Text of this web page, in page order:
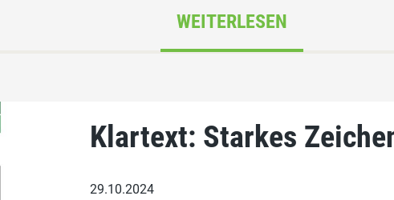
WEITERLESEN
Klartext: Starkes
29.10.2024